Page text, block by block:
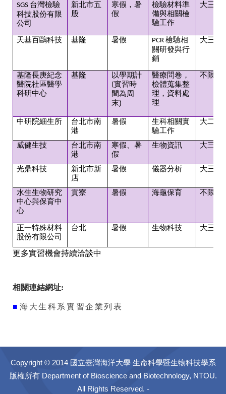
SGS 台灣檢驗
科技股份有限
公司
新北市五
股
寒假，暑
假
檢驗材料準
備與相關檢
驗工作
大三以
天基百鷗科技 基隆 暑假 PCR檢驗相
關研發與行
銷
大三以
基隆長庚紀念
醫院社區醫學
科研中心
基隆 以學期計
(實習時
間為周
末)
醫療問卷，
檢體蒐集整
理，資料處
理
不限年
中研院細生所
台北市南
港
暑假
生科相關實
驗工作
大二以
威健生技
台北市南
港
寒假、暑
假
生物資訊 大三以
光鼎科技
新北市新
店
暑假 儀器分析 大三以
水生生物研究
中心與保育中
心
貢寮 暑假 海龜保育 不限年
正一特殊材料
股份有限公司
台北 暑假 生物科技 大三以
更多實習機會持續洽談中
相關連結網址:
■ 海大生科系實習企業列表
Copyright © 2014 國立臺灣海洋大學 生命科學暨生物科技學系
版權所有 Department of Bioscience and Biotechnology, NTOU.
All Rights Reserved. -